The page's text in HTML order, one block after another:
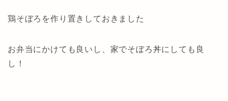
鶏そぼろを作り置きしておきました
お弁当にかけても良いし、家でそぼろ丼にしても良
し！